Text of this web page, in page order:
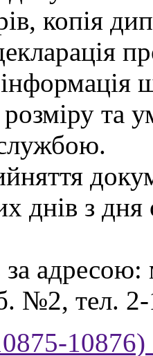
копія
розміру та
днів з
за
№2, тел.
10876)